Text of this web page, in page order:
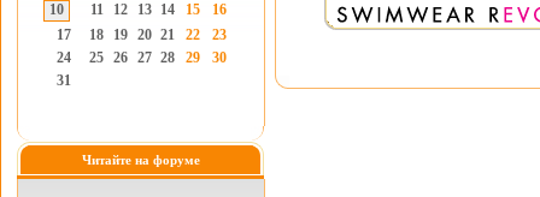
10
11 12 13 14 15
16
17
18 19 20 21 22
23
24
25 26 27 28 29
30
31
Читайте на форуме